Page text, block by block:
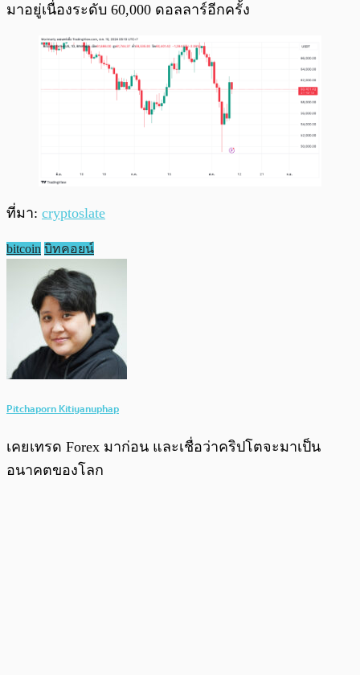
มาอยู่เนื่องระดับ 60,000 ดอลลาร์อีกครั้ง
ที่มา: cryptoslate
bitcoin บิทคอยน์
Pitchaporn Kitiyanuphap
เคยเทรด Forex มาก่อน และเชื่อว่าคริปโตจะมาเป็น
อนาคตของโลก